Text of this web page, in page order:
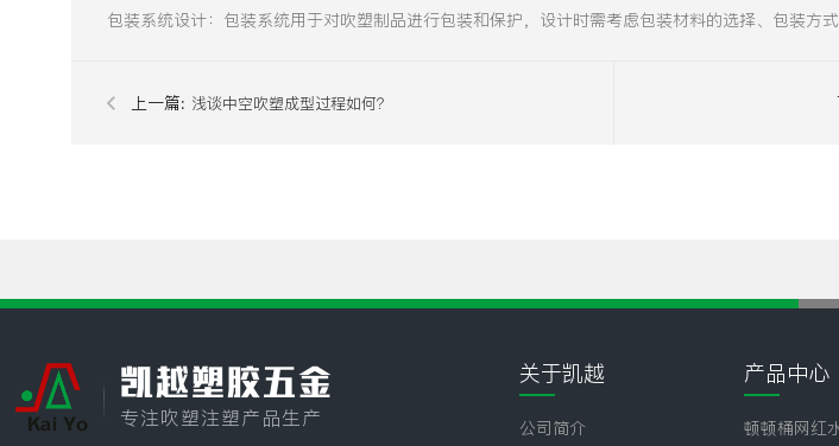
包装系统设计：包装系统用于对吹塑制品进行包装和保护，设计时需考虑包装材料的选择、包装方
上一篇: 浅谈中空吹塑成型过程如何？
凯越塑胶五金
专注吹塑注塑产品生产
关于凯越
公司简介
产品中心
顿顿桶网红